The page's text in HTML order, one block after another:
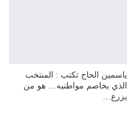
ياسمين الحاج تكتب : المنتخب
الذي يخاصم مواطنيه… هو من
يزرع…